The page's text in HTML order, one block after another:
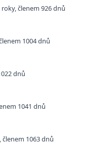
roky,členem 926 dnů
1004 dnů
dnů
1041 dnů
,členem 1063 dnů